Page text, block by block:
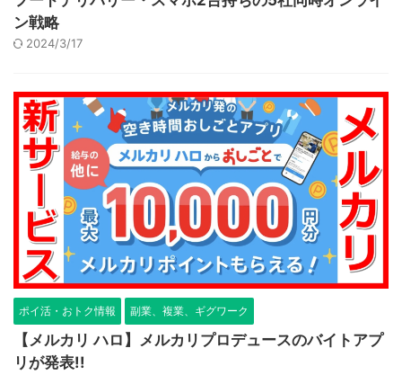
ン戦略
2024/3/17
ポイ活・おトク情報 副業、複業、ギグワーク
【メルカリ ハロ】メルカリプロデュースのバイトアプ
リが発表!!